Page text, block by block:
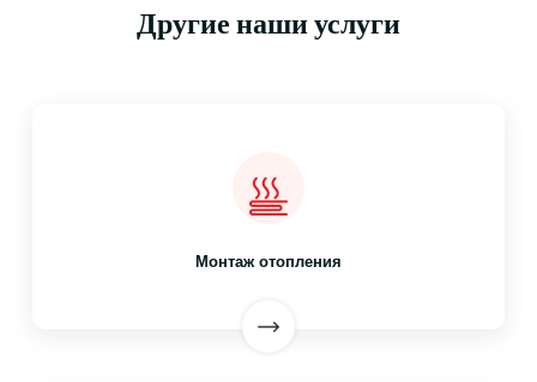
Другие наши услуги
Монтаж отопления